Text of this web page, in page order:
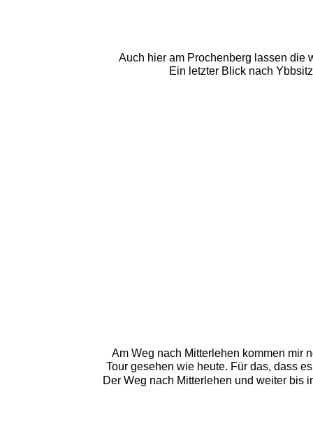
Auch hier am Prochenberg lassen die
Ein letzter Blick nach
Am Weg nach Mitterlehen kommen mir
Tour gesehen wie heute. Für das, dass
Der Weg nach Mitterlehen und weiter bis